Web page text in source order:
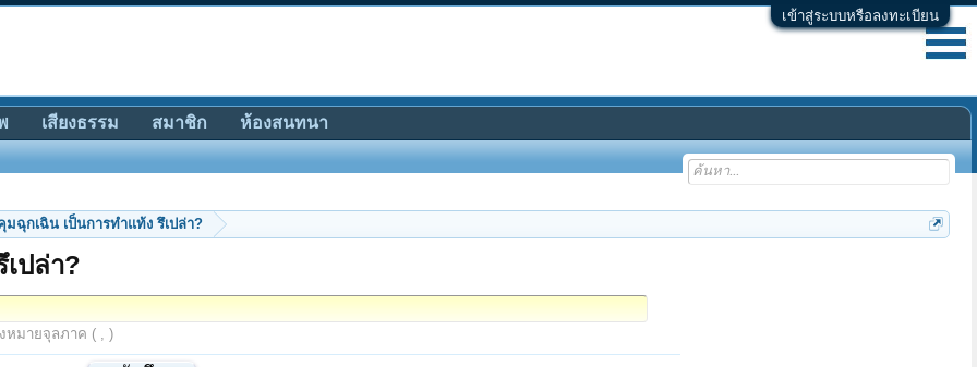
เข้าสู่ระบบหรือลงทะเบียน
มฉุกเฉิน เป็นการทำแท้ง รึเปล่า?
ปล่า?
หมายจุลภาค ( , )
เสียงธรรม สมาชิก ห้องสนทนา